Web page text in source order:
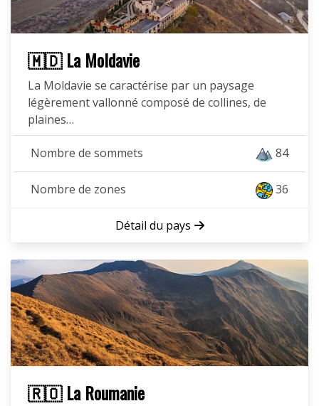
🇲🇩 La Moldavie
La Moldavie se caractérise par un paysage
légèrement vallonné composé de collines, de
plaines…
Nombre de sommets 84
Nombre de zones 36
Détail du pays
🇷🇴 La Roumanie